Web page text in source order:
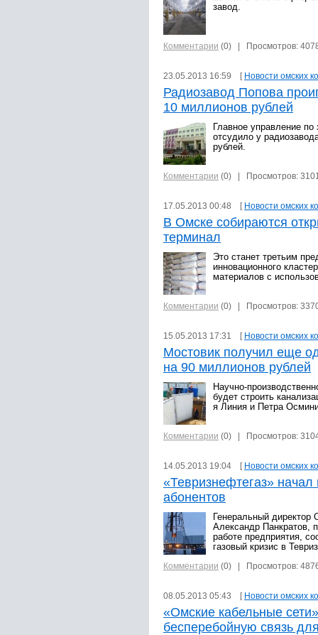
завод.
Комментарии (0) | Просмотров:
23.05.2013 16:59 [ Новости омских
Радиозавод Попова
10 миллионов рублей
Главное управление
отсудило у
рублей.
Комментарии (0) | Просмотров:
17.05.2013 00:48 [ Новости омских
В Омске собираются
терминал
Это станет третьим
инновационного
материалов с
Комментарии (0) | Просмотров:
15.05.2013 17:31 [ Новости омских
Мостовик получил еще
на 90 миллионов рублей
Научно-
будет строить
я Линия и Петра
Комментарии (0) | Просмотров:
14.05.2013 19:04 [ Новости омских
«Тевризнефтегаз»
абонентов
Генеральный
Александр Панкратов,
работе предприятия,
газовый кризис в
Комментарии (0) | Просмотров:
08.05.2013 05:43 [ Новости омских
«Омские кабельные
бесперебойную связь